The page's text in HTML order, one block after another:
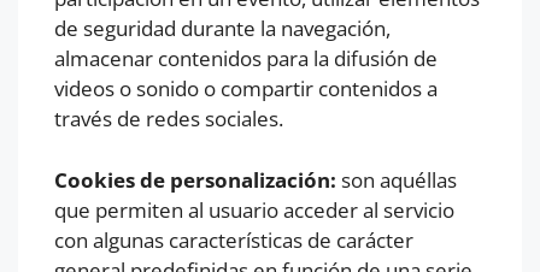
de seguridad durante la navegación,
almacenar contenidos para la difusión de
videos o sonido o compartir contenidos a
través de redes sociales.
Cookies de personalización: son aquéllas
que permiten al usuario acceder al servicio
con algunas características de carácter